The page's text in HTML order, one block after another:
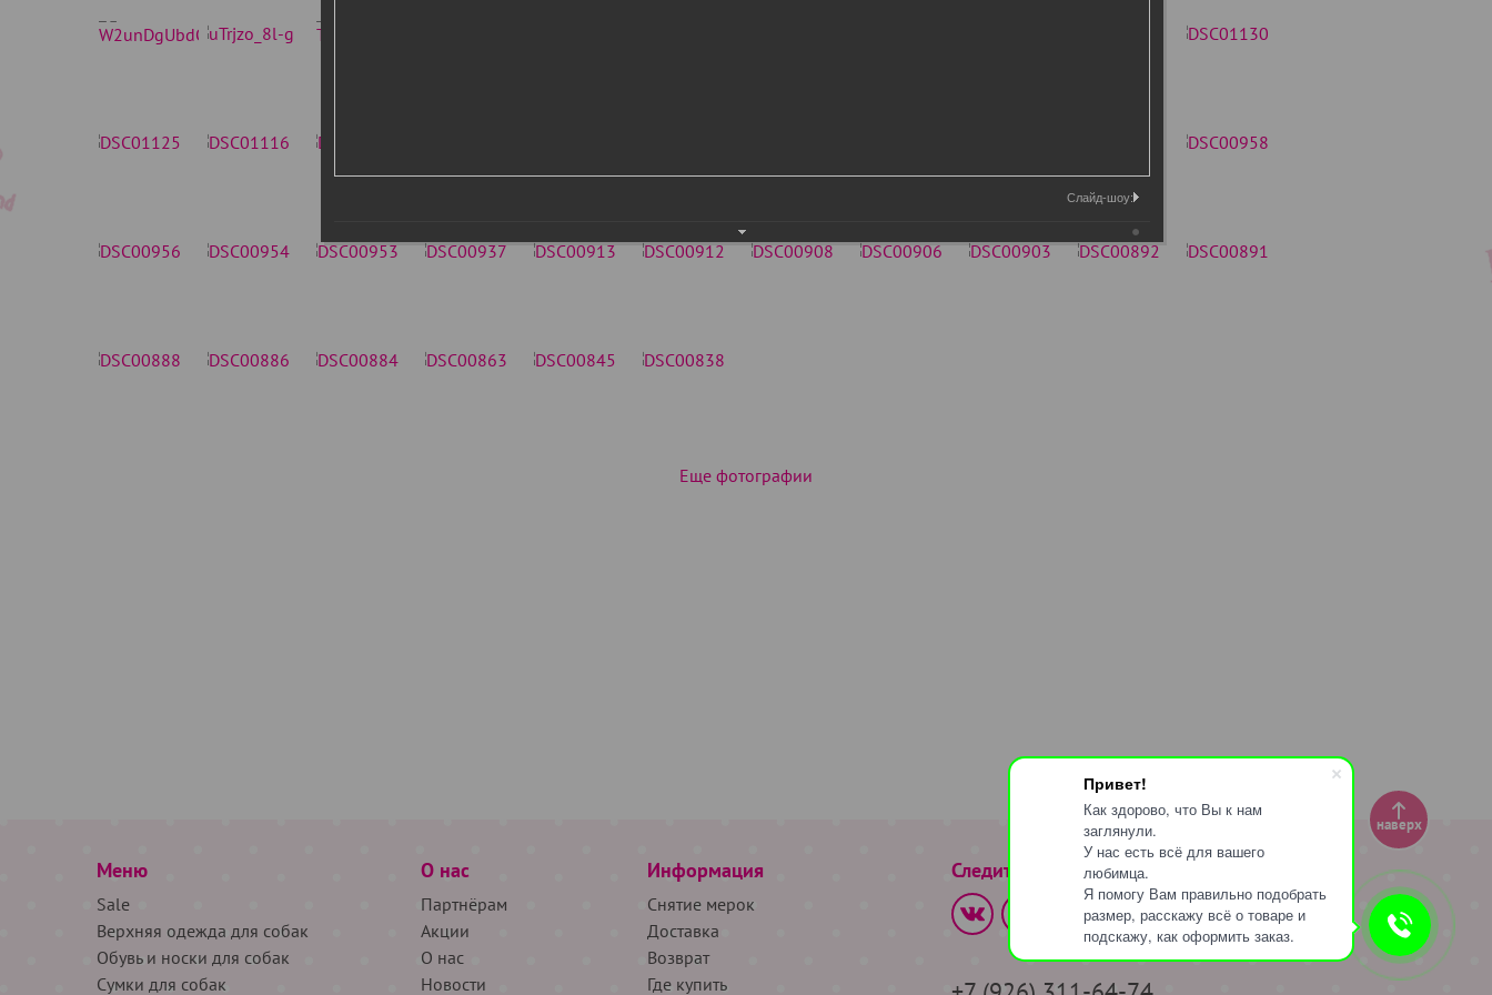
Привет!
Как здорово, что Вы к нам
заглянули.
У нас есть всё для вашего
любимца.
Я помогу Вам правильно подобрать
размер, расскажу всё о товаре и
подскажу, как оформить заказ.
Еще фотографии
Меню
Sale
Верхняя одежда для собак
Обувь и носки для собак
Сумки для собак
О нас
Партнёрам
Акции
О нас
Новости
Информация
Снятие мерок
Доставка
Возврат
Где купить
Следите за нами
наверх
Слайд-шоу: